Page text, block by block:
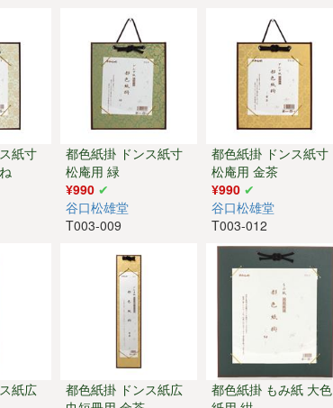
紙寸
都色紙掛 ドンス紙寸
松庵用 緑
¥990
谷口松雄堂
T003-009
都色紙掛 ドンス紙寸
松庵用 金茶
¥990
谷口松雄堂
T003-012
紙広
都色紙掛 ドンス紙広
都色紙掛 もみ紙 大色